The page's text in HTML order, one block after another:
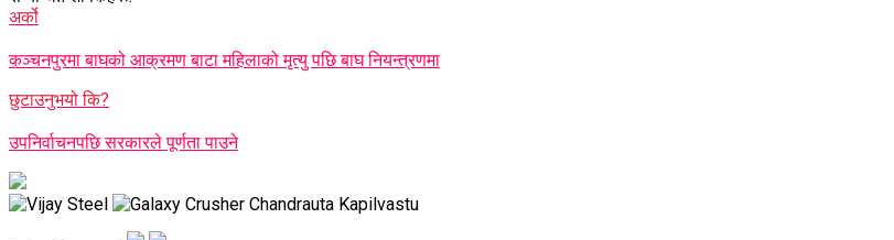
अर्को
कञ्चनपुरमा बाघको आक्रमण बाटा महिलाको मृत्यु पछि बाघ नियन्त्रणमा
छुटाउनुभयो कि?
उपनिर्वाचनपछि सरकारले पूर्णता पाउने